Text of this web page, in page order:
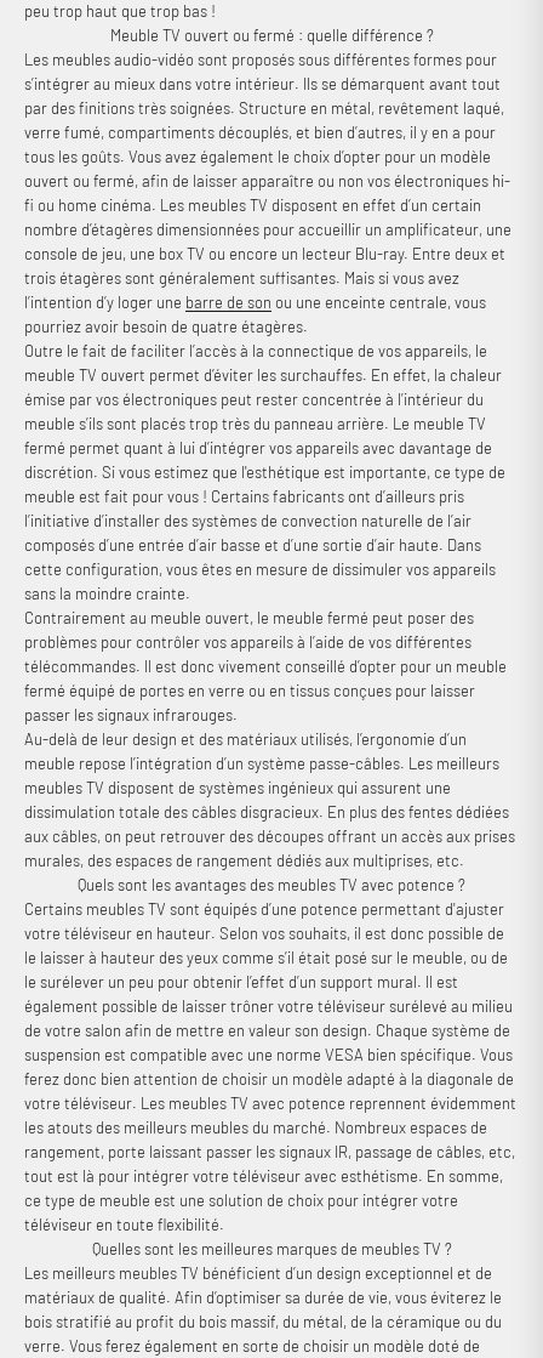
peu trop haut que trop bas !
Meuble TV ouvert ou fermé : quelle différence ?
Les meubles audio-vidéo sont proposés sous différentes formes pour
s’intégrer au mieux dans votre intérieur. Ils se démarquent avant tout
par des finitions très soignées. Structure en métal, revêtement laqué,
verre fumé, compartiments découplés, et bien d’autres, il y en a pour
tous les goûts. Vous avez également le choix d’opter pour un modèle
ouvert ou fermé, afin de laisser apparaître ou non vos électroniques hi-
fi ou home cinéma. Les meubles TV disposent en effet d’un certain
nombre d’étagères dimensionnées pour accueillir un amplificateur, une
console de jeu, une box TV ou encore un lecteur Blu-ray. Entre deux et
trois étagères sont généralement suffisantes. Mais si vous avez
l’intention d’y loger une barre de son ou une enceinte centrale, vous
pourriez avoir besoin de quatre étagères.
Outre le fait de faciliter l’accès à la connectique de vos appareils, le
meuble TV ouvert permet d’éviter les surchauffes. En effet, la chaleur
émise par vos électroniques peut rester concentrée à l’intérieur du
meuble s’ils sont placés trop très du panneau arrière. Le meuble TV
fermé permet quant à lui d’intégrer vos appareils avec davantage de
discrétion. Si vous estimez que l'esthétique est importante, ce type de
meuble est fait pour vous ! Certains fabricants ont d’ailleurs pris
l’initiative d’installer des systèmes de convection naturelle de l’air
composés d’une entrée d’air basse et d’une sortie d’air haute. Dans
cette configuration, vous êtes en mesure de dissimuler vos appareils
sans la moindre crainte.
Contrairement au meuble ouvert, le meuble fermé peut poser des
problèmes pour contrôler vos appareils à l’aide de vos différentes
télécommandes. Il est donc vivement conseillé d’opter pour un meuble
fermé équipé de portes en verre ou en tissus conçues pour laisser
passer les signaux infrarouges.
Au-delà de leur design et des matériaux utilisés, l’ergonomie d’un
meuble repose l’intégration d’un système passe-câbles. Les meilleurs
meubles TV disposent de systèmes ingénieux qui assurent une
dissimulation totale des câbles disgracieux. En plus des fentes dédiées
aux câbles, on peut retrouver des découpes offrant un accès aux prises
murales, des espaces de rangement dédiés aux multiprises, etc.
Quels sont les avantages des meubles TV avec potence ?
Certains meubles TV sont équipés d’une potence permettant d'ajuster
votre téléviseur en hauteur. Selon vos souhaits, il est donc possible de
le laisser à hauteur des yeux comme s’il était posé sur le meuble, ou de
le surélever un peu pour obtenir l’effet d’un support mural. Il est
également possible de laisser trôner votre téléviseur surélevé au milieu
de votre salon afin de mettre en valeur son design. Chaque système de
suspension est compatible avec une norme VESA bien spécifique. Vous
ferez donc bien attention de choisir un modèle adapté à la diagonale de
votre téléviseur. Les meubles TV avec potence reprennent évidemment
les atouts des meilleurs meubles du marché. Nombreux espaces de
rangement, porte laissant passer les signaux IR, passage de câbles, etc,
tout est là pour intégrer votre téléviseur avec esthétisme. En somme,
ce type de meuble est une solution de choix pour intégrer votre
téléviseur en toute flexibilité.
Quelles sont les meilleures marques de meubles TV ?
Les meilleurs meubles TV bénéficient d’un design exceptionnel et de
matériaux de qualité. Afin d’optimiser sa durée de vie, vous éviterez le
bois stratifié au profit du bois massif, du métal, de la céramique ou du
verre. Vous ferez également en sorte de choisir un modèle doté de